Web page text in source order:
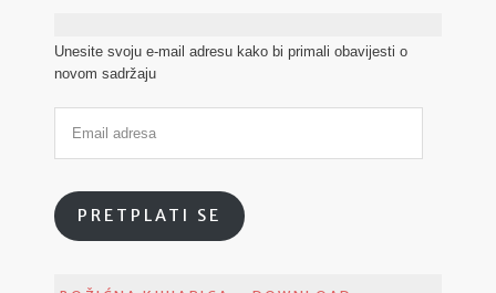
Unesite svoju e-mail adresu kako bi primali obavijesti o
novom sadržaju
PRETPLATI SE